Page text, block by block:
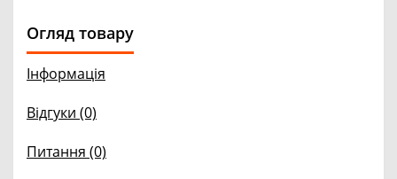
Огляд товару
Інформація
Відгуки (0)
Питання (0)